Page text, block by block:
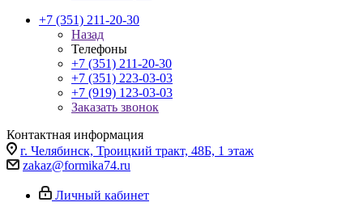
+7 (351) 211-20-30
Назад
Телефоны
+7 (351) 211-20-30
+7 (351) 223-03-03
+7 (919) 123-03-03
Заказать звонок
Контактная информация
г. Челябинск, Троицкий тракт, 48Б, 1 этаж
zakaz@formika74.ru
Личный кабинет